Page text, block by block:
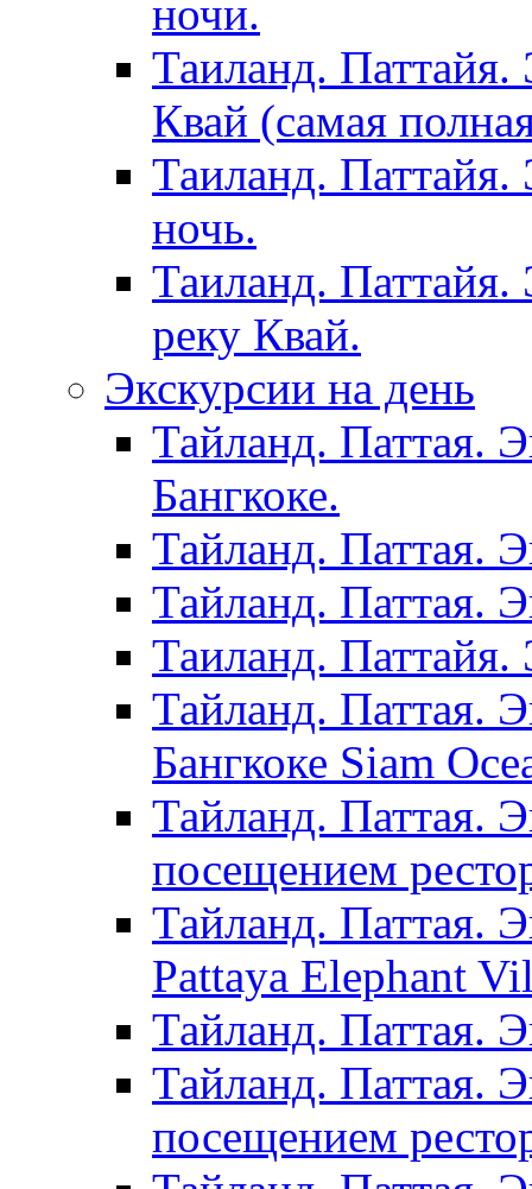
ночи.
Таиланд. Паттайя.
Квай (самая
Таиланд.
ночь.
Таиланд. Паттайя.
реку Квай.
Экскурсии на день
Тайланд. Паттая.
Бангкоке.
Тайланд. Паттая.
Тайланд. Паттая.
Таиланд.
Тайланд. Паттая.
Бангкоке Siam
Тайланд. Паттая.
посещением
Тайланд. Паттая.
Pattaya Elephant
Тайланд. Паттая.
Тайланд. Паттая.
посещением